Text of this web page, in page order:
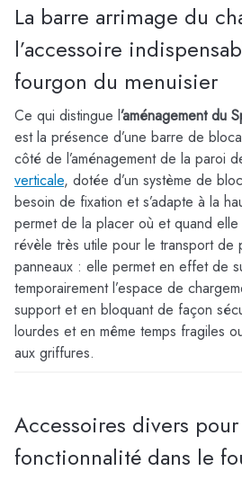
La barre arrimage du
l’accessoire
fourgon du menuisier
Ce qui distingue l’aménagement du
est la présence d’une barre de
côté de l’aménagement de la paroi
verticale, dotée d’un système de
besoin de fixation et s’adapte à la
permet de la placer où et quand
révèle très utile pour le transport de
panneaux : elle permet en effet de
temporairement l’espace de
support et en bloquant de façon
lourdes et en même temps fragiles
aux griffures.
Accessoires divers
fonctionnalité dans le